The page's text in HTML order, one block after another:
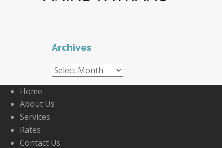
Archives
Archives
Home
About Us
Services
Rates
Contact Us